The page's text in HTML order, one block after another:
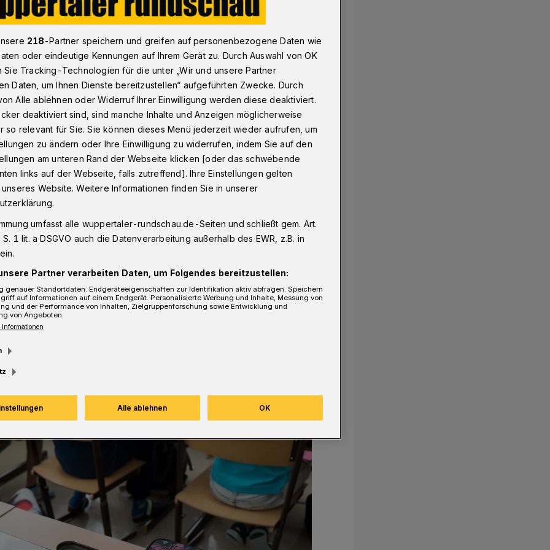
GEW: „Mangel an staatlichen Fortbildungsangeboten“
an staatlichen
Erziehung und Wissenschaft (GEW)
vor, sich mit Blick auf die
um Fortbildungsangebote für die
für alle Schulen zu kümmern.
Medien im Unterricht allenfalls
218-Partner speichern und greifen auf personenbezogene Daten wie
oder eindeutige Kennungen auf Ihrem Gerät zu. Durch Auswahl von OK
Sie Tracking-Technologien für die unter „Wir und unsere Partner
Daten, um Ihnen Dienste bereitzustellen“ aufgeführten Zwecke. Durch
Alle ablehnen oder Widerruf Ihrer Einwilligung werden diese deaktiviert.
deaktiviert sind, sind manche Inhalte und Anzeigen möglicherweise
so relevant für Sie. Sie können dieses Menü jederzeit wieder aufrufen, um
zu ändern oder Ihre Einwilligung zu widerrufen, indem Sie auf den
am unteren Rand der Webseite klicken [oder das schwebende
links auf der Webseite, falls zutreffend]. Ihre Einstellungen gelten
Website. Weitere Informationen finden Sie in unserer
umfasst alle wuppertaler-rundschau.de-Seiten und schließt gem. Art.
1 lit. a DSGVO auch die Datenverarbeitung außerhalb des EWR, z.B. in
Partner verarbeiten Daten, um Folgendes bereitzustellen:
genauer Standortdaten. Endgeräteeigenschaften zur Identifikation aktiv abfragen. Speichern
auf Informationen auf einem Endgerät. Personalisierte Werbung und Inhalte, Messung von
und der Performance von Inhalten, Zielgruppenforschung sowie Entwicklung und
von Angeboten.
Alle ablehnen OK